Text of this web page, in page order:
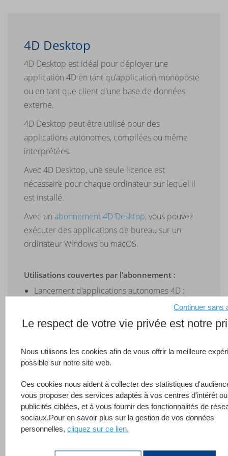
4D Desktop
4D Desktop est idéal pour déployer une
application 4D en tant qu'application monoposte
ou en tant que client d'une base de données
externe.
4D Desktop peut être utilisé pour des
applications autonomes, compilées ou même
interprétées.
Avec 4D Desktop, une seule licence est
nécessaire pour chaque ordinateur sur lequel il
est installé.
Avec un abonnement 4D Desktop, vous pouvez
exécuter des applications de bureau sur un
ordinateur Windows ou macOS.
Utilisations couvertes par l'abonnement :
Lancement d'applications autonomes 4D :
exécuter des applications double-cliquables
créées avec 4D
Lancement d'applications interprétées :
facilitant le développement et le débogage en
Lancement d'applications compilées : accéder
aux applications 4D compilées
Connexion à des bases de données externes :
connexion à distance à une base de données
Le respect de votre vie privée est notre
Nous utilisons les cookies afin de vous offrir la meilleure
possible sur notre site web.
Ces cookies nous aident à collecter des statistiques
vous proposer des services adaptés à vos centres d'intérêt
publicités ciblées, et à vous fournir des fonctionnalités de
sociaux.Pour en savoir plus sur la gestion de vos données
personnelles, cliquez sur ce lien.
Continuer sans